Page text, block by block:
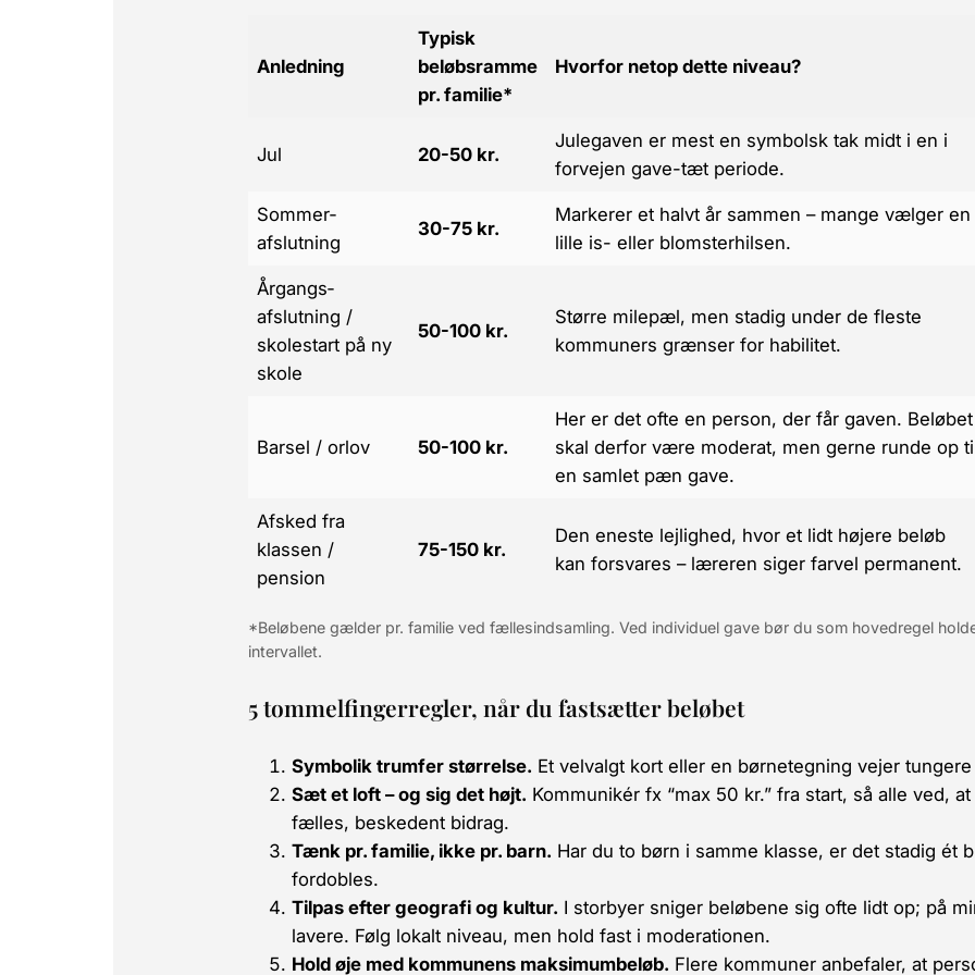
Anledning
Typisk
beløbsramme
pr. familie*
Hvorfor netop dette niveau?
Jul 20-50 kr.
Julegaven er mest en symbolsk tak midt i en i
forvejen gave-tæt periode.
Sommer­
afslutning
30-75 kr.
Markerer et halvt år sammen – mange vælger en
lille is- eller blomsterhilsen.
Årgangs­
afslutning /
skolestart på ny
skole
50-100 kr.
Større milepæl, men stadig under de fleste
kommuners grænser for habilitet.
Barsel / orlov 50-100 kr.
Her er det ofte en person, der får gaven. Beløbet
skal derfor være moderat, men gerne runde op
en samlet pæn gave.
Afske­d fra
klassen /
pension
75-150 kr.
Den eneste lejlighed, hvor et lidt højere beløb
kan forsvares – læreren siger farvel permanent.
*Beløbene gælder pr. familie ved fællesindsamling. Ved individuel gave bør du som hovedregel
intervallet.
5 tommelfingerregler, når du fastsætter beløbet
Symbolik trumfer størrelse. Et velvalgt kort eller en børnetegning vejer
Sæt et loft – og sig det højt. Kommunikér fx “max 50 kr.” fra start, så alle ved,
fælles, beskedent bidrag.
Tænk pr. familie, ikke pr. barn. Har du to børn i samme klasse, er det stadig ét
fordobles.
Tilpas efter geografi og kultur. I storbyer sniger beløbene sig ofte lidt op; på
lavere. Følg lokalt niveau, men hold fast i moderationen.
Hold øje med kommunens maksimumbeløb. Flere kommuner anbefaler, at